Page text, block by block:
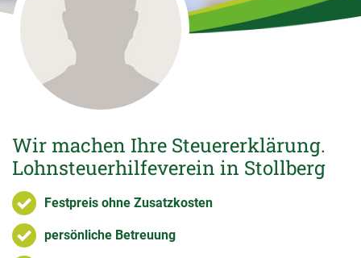
Wir machen Ihre Steuererklärung.
Lohnsteuerhilfeverein in Stollberg
Festpreis ohne Zusatzkosten
persönliche Betreuung